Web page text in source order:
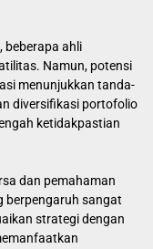
beberapa ahli
Namun, potensi
menunjukkan tanda-
diversifikasi portofolio
ketidakpastian
dan pemahaman
berpengaruh sangat
strategi dengan